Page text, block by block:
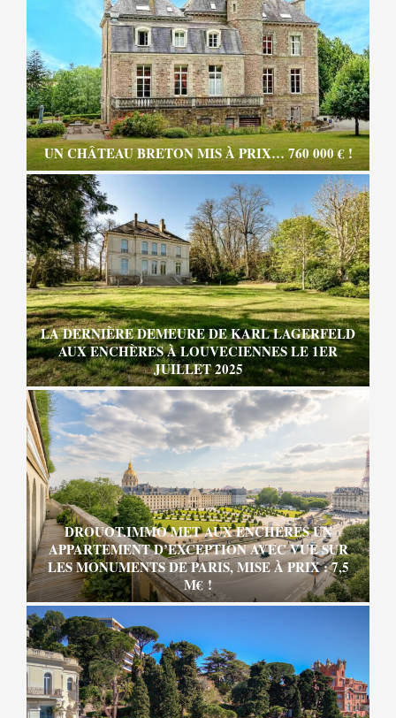
UN CHÂTEAU BRETON MIS À PRIX… 760 000 € !
LA DERNIÈRE DEMEURE DE KARL LAGERFELD
AUX ENCHÈRES À LOUVECIENNES LE 1ER
JUILLET 2025
DROUOT.IMMO MET AUX ENCHÈRES UN
APPARTEMENT D’EXCEPTION AVEC VUE SUR
LES MONUMENTS DE PARIS, MISE À PRIX : 7,5
M€ !